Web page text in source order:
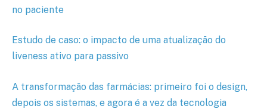
no paciente
Estudo de caso: o impacto de uma atualização do
liveness ativo para passivo
A transformação das farmácias: primeiro foi o design,
depois os sistemas, e agora é a vez da tecnologia